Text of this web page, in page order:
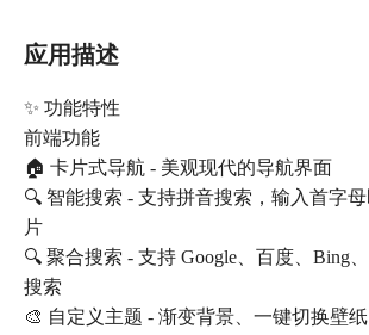
应用描述
✨ 功能特性
前端功能
🏠 卡片式导航 - 美观现代的导航界面
🔍 智能搜索 - 支持拼音搜索，输入首字
片
🔍 聚合搜索 - 支持 Google、百度、Bing
搜索
🎨 自定义主题 - 渐变背景、一键切换壁纸